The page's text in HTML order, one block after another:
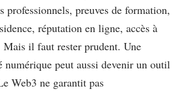
professionnels, preuves de formation,
réputation en ligne, accès à
Mais il faut rester prudent. Une
numérique peut aussi devenir un outil
Web3 ne garantit pas